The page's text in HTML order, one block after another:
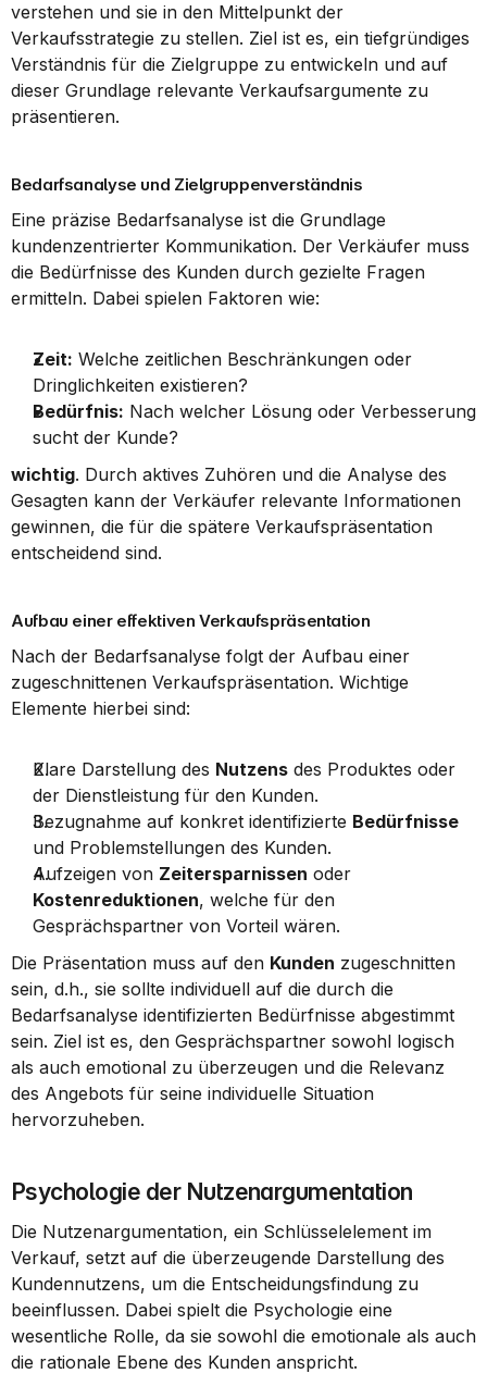
verstehen und sie in den Mittelpunkt der
Verkaufsstrategie zu stellen. Ziel ist es, ein tiefgründiges
Verständnis für die Zielgruppe zu entwickeln und auf
dieser Grundlage relevante Verkaufsargumente zu
präsentieren.
Bedarfsanalyse und Zielgruppenverständnis
Eine präzise Bedarfsanalyse ist die Grundlage
kundenzentrierter Kommunikation. Der Verkäufer muss
die Bedürfnisse des Kunden durch gezielte Fragen
ermitteln. Dabei spielen Faktoren wie:
Zeit: Welche zeitlichen Beschränkungen oder
Dringlichkeiten existieren?
Bedürfnis: Nach welcher Lösung oder Verbesserung
sucht der Kunde?
wichtig. Durch aktives Zuhören und die Analyse des
Gesagten kann der Verkäufer relevante Informationen
gewinnen, die für die spätere Verkaufspräsentation
entscheidend sind.
Aufbau einer effektiven Verkaufspräsentation
Nach der Bedarfsanalyse folgt der Aufbau einer
zugeschnittenen Verkaufspräsentation. Wichtige
Elemente hierbei sind:
Klare Darstellung des Nutzens des Produktes oder
der Dienstleistung für den Kunden.
Bezugnahme auf konkret identifizierte Bedürfnisse
und Problemstellungen des Kunden.
Aufzeigen von Zeitersparnissen
Kostenreduktionen, welche für den
Gesprächspartner von Vorteil wären.
Die Präsentation muss auf den Kunden zugeschnitten
sein, d.h., sie sollte individuell auf die durch die
Bedarfsanalyse identifizierten Bedürfnisse abgestimmt
sein. Ziel ist es, den Gesprächspartner sowohl logisch
als auch emotional zu überzeugen und die Relevanz
des Angebots für seine individuelle Situation
hervorzuheben.
Psychologie der Nutzenargumentation
Die Nutzenargumentation, ein Schlüsselelement im
Verkauf, setzt auf die überzeugende Darstellung des
Kundennutzens, um die Entscheidungsfindung zu
beeinflussen. Dabei spielt die Psychologie eine
wesentliche Rolle, da sie sowohl die emotionale als auch
die rationale Ebene des Kunden anspricht.